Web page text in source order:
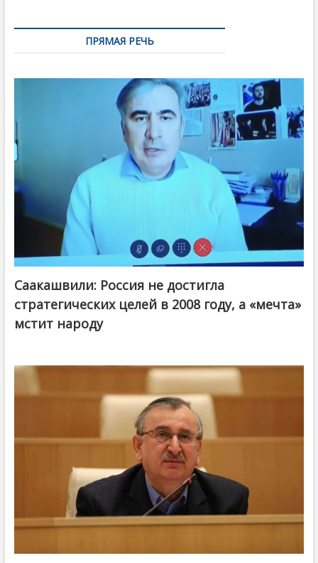
ПРЯМАЯ РЕЧЬ
Саакашвили: Россия не достигла
стратегических целей в 2008 году, а «мечта»
мстит народу